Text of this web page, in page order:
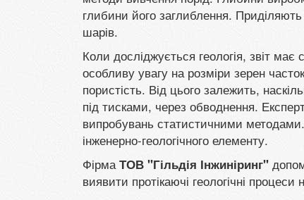
глибини його заглиблення.
шарів.
Коли досліджується геологія, звіт має
особливу увагу на розміри зерен
пористість. Від цього залежить,
під тисками, через обводнення.
випробувань статистичними
інженерно-геологічного елементу.
Фірма ТОВ "Гільдія Інжиніринг"
виявити протікаючі геологічні